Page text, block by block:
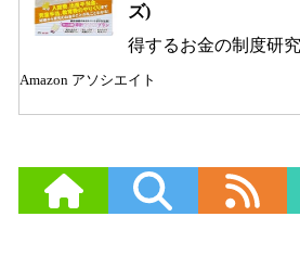
ズ)
得するお金の制度研
Amazon アソシエイト